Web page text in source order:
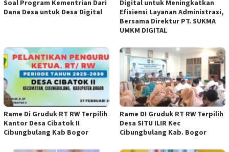
Soal Program Kementrian Dari
Dana Desa untuk Desa Digital
Digital untuk Meningkatkan
Efisiensi Layanan Administrasi,
Bersama Direktur PT. SUKMA
UMKM DIGITAL
Rame Di Gruduk RT RW Terpilih
Kantor Desa Cibatok II
Cibungbulang Kab Bogor
Rame DI Gruduk RT RW Terpilih
Desa SITU ILIR Kec
Cibungbulang Kab. Bogor